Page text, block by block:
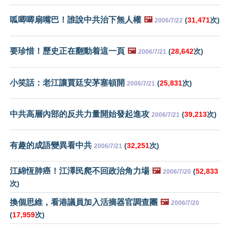
呱唧唧扇嘴巴！誰說中共治下無人權 🖼️ 2006/7/22 (31,471次)
要珍惜！歷史正在翻動着這一頁 🖼️ 2006/7/21 (28,642次)
小笑話：老江讓賈廷安茅塞頓開 2006/7/21 (25,831次)
中共高層內部的反共力量開始發起進攻 2006/7/21 (39,213次)
有趣的成語變異看中共 2006/7/21 (32,251次)
江綿恆肺癌！江澤民爬不回政治角力場 🖼️ 2006/7/20 (52,833
次)
換個思維，看港議員加入活摘器官調查團 🖼️ 2006/7/20
(17,959次)